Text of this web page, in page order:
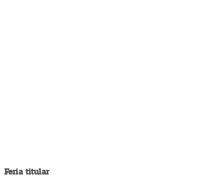
Feria titular